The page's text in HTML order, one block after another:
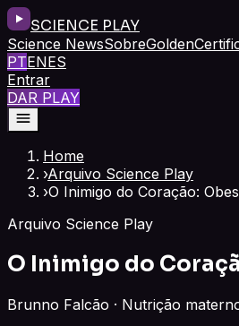
SCIENCE PLAY
Science NewsSobreGolden
PTENES
Entrar
DAR PLAY
Home
›Arquivo Science Play
›O Inimigo do Coração:
Arquivo Science Play
O Inimigo do
Brunno Falcão · Nutrição